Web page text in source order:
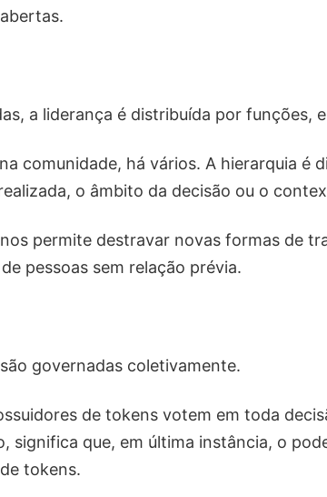
a liderança é distribuída por funções,
comunidade, há vários. A hierarquia é
o âmbito da decisão ou o
permite destravar novas formas de
pessoas sem relação prévia.
governadas coletivamente.
de tokens votem em toda
significa que, em última instância, o
tokens.